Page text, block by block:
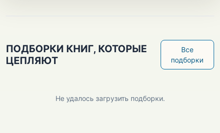
ПОДБОРКИ КНИГ, КОТОРЫЕ
ЦЕПЛЯЮТ
Все
подборки
Не удалось загрузить подборки.